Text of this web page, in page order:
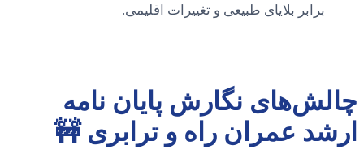
برابر بلایای طبیعی و تغییرات اقلیمی.
چالش‌های نگارش پایان نامه
ارشد عمران راه و ترابری 🚧